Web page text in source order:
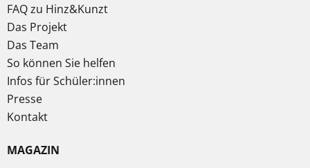
FAQ zu Hinz&Kunzt
Das Projekt
Das Team
So können Sie helfen
Infos für Schüler:innen
Presse
Kontakt
MAGAZIN